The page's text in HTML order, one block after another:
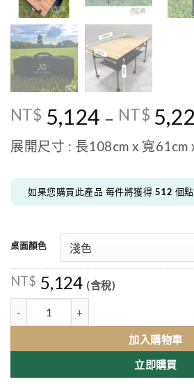
NT$ 5,124 – NT$
展開尺寸 : 長108cm x 寬61cm
如果您購買此產品 每件將獲得 512 個
桌面顏色
NT$ 5,124 (含稅)
加入購物車
立即購買